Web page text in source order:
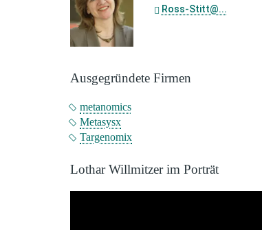
Ross-Stitt@...
Ausgegründete Firmen
metanomics
Metasysx
Targenomix
Lothar Willmitzer im Porträt